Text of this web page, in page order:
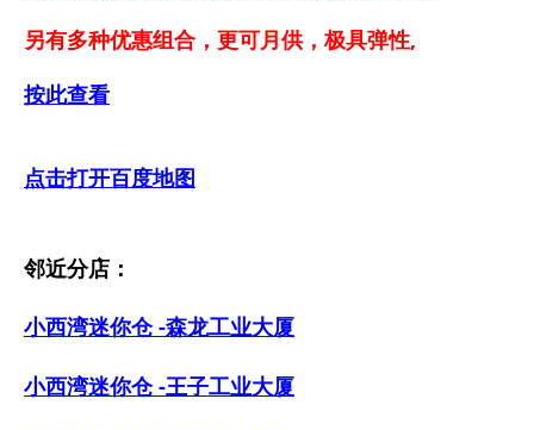
另有多种优惠组合，更可月供，极具弹性,
按此查看
点击打开百度地图
邻近分店：
小西湾迷你仓 -森龙工业大厦
小西湾迷你仓 -王子工业大厦